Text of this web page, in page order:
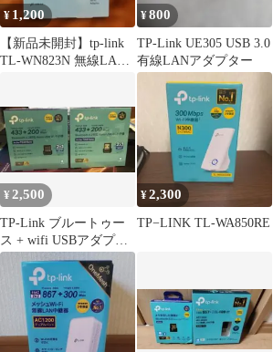
¥ 1,200
【新品未開封】tp-link
TL-WN823N 無線LAN
¥800
TP-Link UE305 USB 3.0
有線LANアダプター
¥ 2,500
TP-Link ブルートゥー
ス + wifi USBアダプタ
ーBluetooth
¥2,300
TP−LINK TL-WA850RE